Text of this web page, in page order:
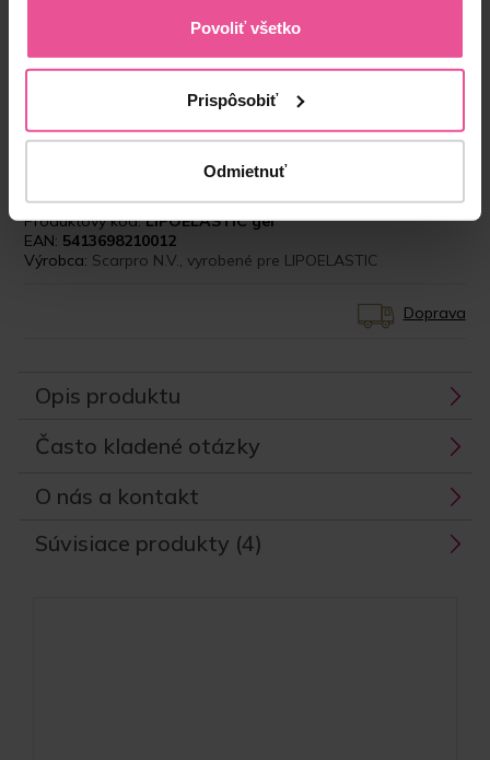
Povoliť všetko
Prispôsobiť
Odmietnuť
“I encourage all my patients to look after the
silicone gel. We suggest you buy this at the same
time as your garment.”
Produktový kód:LIPOELASTIC gel
EAN: 5413698210012
Výrobca: Scarpro N.V., vyrobené pre LIPOELASTIC
Doprava
Opis produktu
Často kladené otázky
O nás a kontakt
Súvisiace produkty (4)